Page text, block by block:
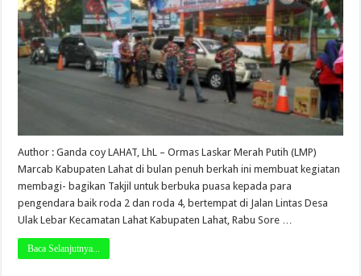
Author : Ganda coy LAHAT, LhL – Ormas Laskar Merah Putih (LMP)
Marcab Kabupaten Lahat di bulan penuh berkah ini membuat kegiatan
membagi- bagikan Takjil untuk berbuka puasa kepada para
pengendara baik roda 2 dan roda 4, bertempat di Jalan Lintas Desa
Ulak Lebar Kecamatan Lahat Kabupaten Lahat, Rabu Sore …
Baca Selanjutnya...